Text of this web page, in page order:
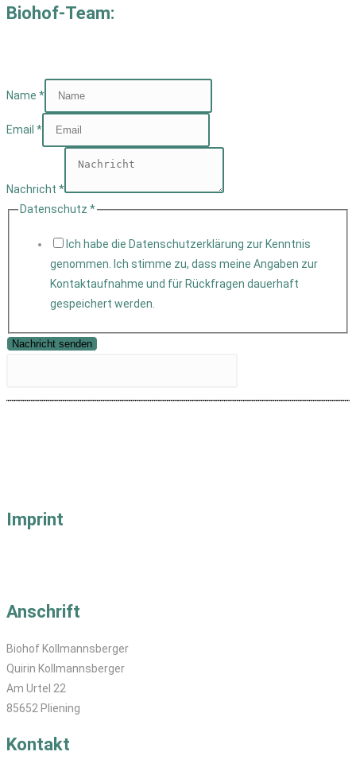
Biohof-Team:
Name *
Email *
Nachricht *
Datenschutz *
Ich habe die Datenschutzerklärung zur Kenntnis
genommen. Ich stimme zu, dass meine Angaben zur
Kontaktaufnahme und für Rückfragen dauerhaft
gespeichert werden.
Nachricht senden
Imprint
Anschrift
Biohof Kollmannsberger
Quirin Kollmannsberger
Am Urtel 22
85652 Pliening
Kontakt